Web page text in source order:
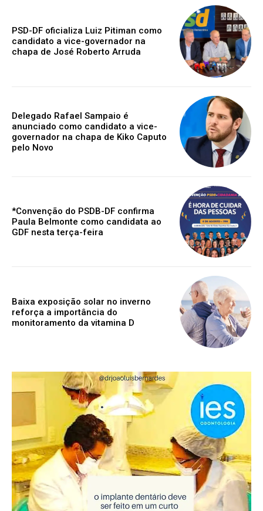
PSD-DF oficializa Luiz Pitiman como
candidato a vice-governador na
chapa de José Roberto Arruda
Delegado Rafael Sampaio é
anunciado como candidato a vice-
governador na chapa de Kiko Caputo
pelo Novo
*Convenção do PSDB-DF confirma
Paula Belmonte como candidata ao
GDF nesta terça-feira
Baixa exposição solar no inverno
reforça a importância do
monitoramento da vitamina D